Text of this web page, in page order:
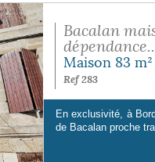
Bacalan
Maison 83
Ref 283
En exclusivité, à
de Bacalan proche